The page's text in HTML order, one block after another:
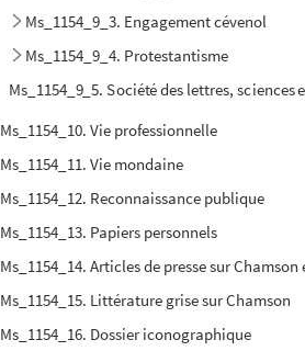
Ms_1154_9_3. Engagement cévenol
Ms_1154_9_4. Protestantisme
Ms_1154_9_5. Société des lettres, sciences
Ms_1154_10. Vie professionnelle
Ms_1154_11. Vie mondaine
Ms_1154_12. Reconnaissance publique
Ms_1154_13. Papiers personnels
Ms_1154_14. Articles de presse sur
Ms_1154_15. Littérature grise sur Chamson
Ms_1154_16. Dossier iconographique